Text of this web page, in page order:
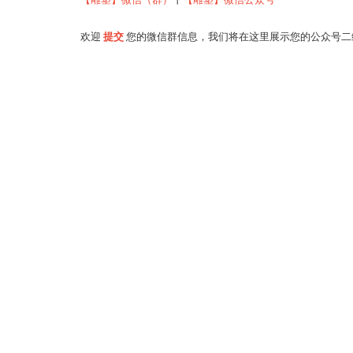
欢迎 提交 您的微信群信息，我们将在这里展示您的公众号